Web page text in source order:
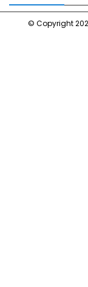
© Copyright